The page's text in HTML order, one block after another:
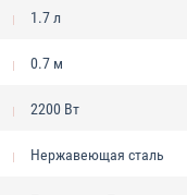
1.7 л
0.7 м
2200 Вт
Нержавеющая сталь